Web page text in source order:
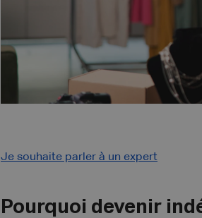
Je souhaite parler à un expert
Pourquoi devenir